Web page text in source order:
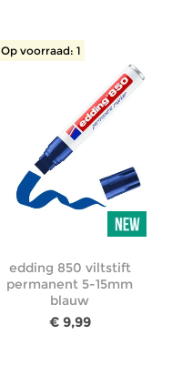
Op voorraad: 1
edding 850 viltstift
permanent 5-15mm
blauw
€ 9,99